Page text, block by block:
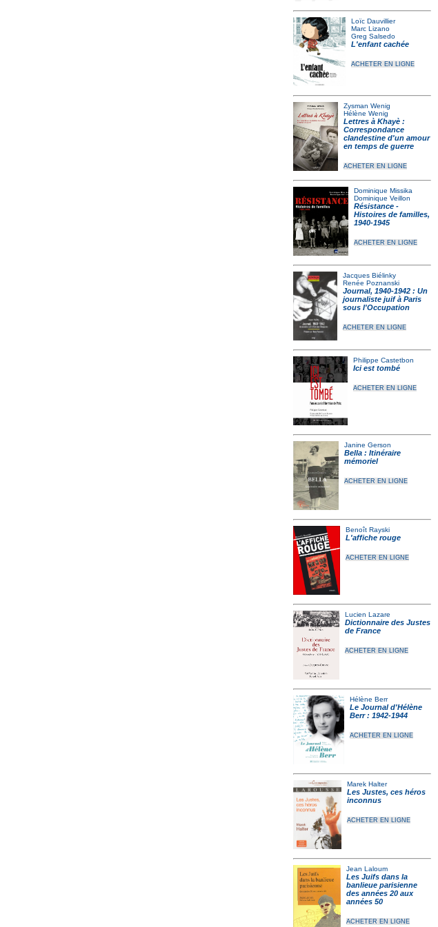
Loïc Dauvillier
Marc Lizano
Greg Salsedo
L'enfant cachée
ACHETER EN LIGNE
Zysman Wenig
Hélène Wenig
Lettres à Khayè :
Correspondance
clandestine d'un amour
en temps de guerre
ACHETER EN LIGNE
Dominique Missika
Dominique Veillon
Résistance -
Histoires de familles,
1940-1945
ACHETER EN LIGNE
Jacques Biélinky
Renée Poznanski
Journal, 1940-1942 : Un
journaliste juif à Paris
sous l'Occupation
ACHETER EN LIGNE
Philippe Castetbon
Ici est tombé
ACHETER EN LIGNE
Janine Gerson
Bella : Itinéraire
mémoriel
ACHETER EN LIGNE
Benoît Rayski
L'affiche rouge
ACHETER EN LIGNE
Lucien Lazare
Dictionnaire des Justes
de France
ACHETER EN LIGNE
Hélène Berr
Le Journal d'Hélène
Berr : 1942-1944
ACHETER EN LIGNE
Marek Halter
Les Justes, ces héros
inconnus
ACHETER EN LIGNE
Jean Laloum
Les Juifs dans la
banlieue parisienne
des années 20 aux
années 50
ACHETER EN LIGNE